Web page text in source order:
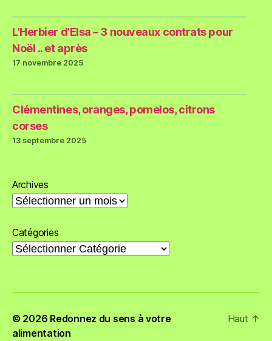
L’Herbier d’Elsa – 3 nouveaux contrats pour
Noël .. et après
17 novembre 2025
Clémentines, oranges, pomelos, citrons
corses
13 septembre 2025
Archives
Catégories
© 2026 Redonnez du sens à votre
alimentation
Haut ↑